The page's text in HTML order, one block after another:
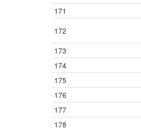
171
172
173
174
175
176
177
178